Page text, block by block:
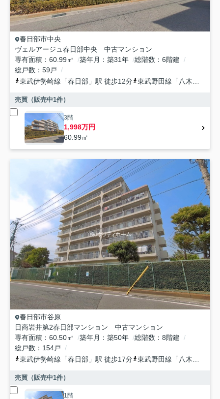
春日部市中央
ヴェルアージュ春日部中央 中古マンション
専有面積
60.99㎡ 築年月 築31年 総階数
6階建
総戸数
59戸
東武伊勢崎線 「春日部 」駅 徒歩12分 東武野田線 「 八木崎
売買（販売中1件）
3階
1,998万円
60.99㎡
春日部市谷原
日商岩井第2春日部マンション 中古マンション
専有面積
60.50㎡ 築年月 築50年 総階数
8階建
総戸数
154戸
東武伊勢崎線 「春日部 」駅 徒歩17分 東武野田線 「 八木崎
売買（販売中1件）
1階